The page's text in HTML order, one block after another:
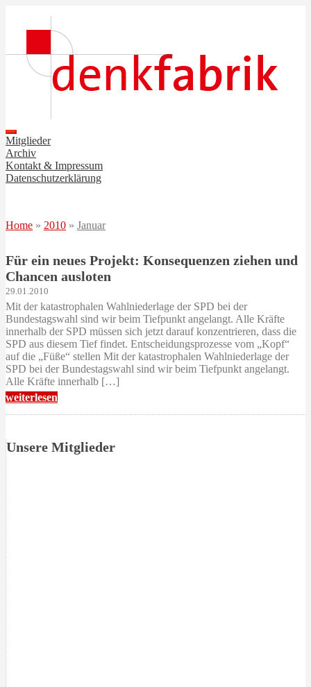
Mitglieder
Archiv
Kontakt & Impressum
Datenschutzerklärung
Home » 2010 » Januar
Für ein neues Projekt: Konsequenzen ziehen und
Chancen ausloten
29.01.2010
Mit der katastrophalen Wahlniederlage der SPD bei der
Bundestagswahl sind wir beim Tiefpunkt angelangt. Alle Kräfte
innerhalb der SPD müssen sich jetzt darauf konzentrieren, dass die
SPD aus diesem Tief findet. Entscheidungsprozesse vom „Kopf“
auf die „Füße“ stellen Mit der katastrophalen Wahlniederlage der
SPD bei der Bundestagswahl sind wir beim Tiefpunkt angelangt.
Alle Kräfte innerhalb […]
weiterlesen
Unsere Mitglieder